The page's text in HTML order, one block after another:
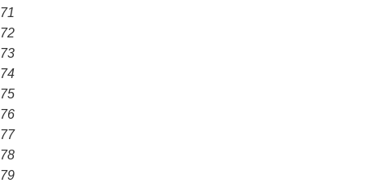
71
72
73
74
75
76
77
78
79